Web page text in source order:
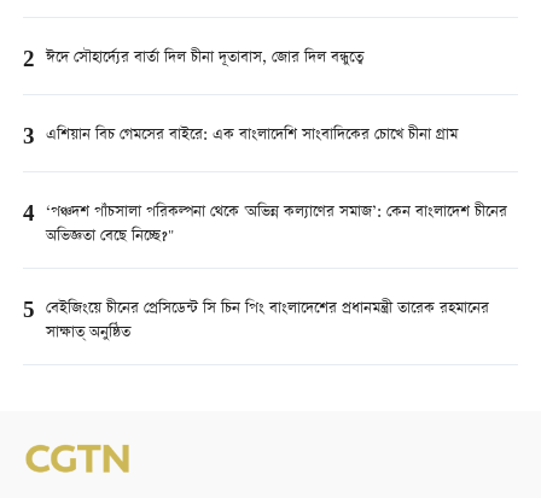
2 ঈদে সৌহার্দ্যের বার্তা দিল চীনা দূতাবাস, জোর দিল বন্ধুত্বে
3 এশিয়ান বিচ গেমসের বাইরে: এক বাংলাদেশি সাংবাদিকের চোখে চীনা গ্রাম
4 ‘পঞ্চদশ পাঁচসালা পরিকল্পনা থেকে 'অভিন্ন কল্যাণের সমাজ’: কেন বাংলাদেশ চীনের
অভিজ্ঞতা বেছে নিচ্ছে?"
5 বেইজিংয়ে চীনের প্রেসিডেন্ট সি চিন পিং বাংলাদেশের প্রধানমন্ত্রী তারেক রহমানের
সাক্ষাত্ অনুষ্ঠিত